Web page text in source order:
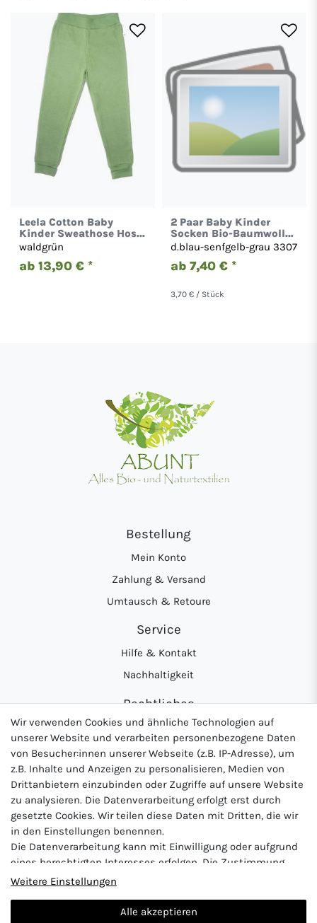
Leela Cotton Baby
Kinder Sweathose Hose
Bio-Baumwolle 2026
waldgrün
ab 13,90 € *
2 Paar Baby Kinder
Socken Bio-Baumwolle
3307 Leela Cotton
d.blau-senfgelb-grau 3307
ab 7,40 € *
3,70 € / Stück
Bestellung
Mein Konto
Zahlung & Versand
Umtausch & Retoure
Service
Hilfe & Kontakt
Nachhaltigkeit
Rechtliches
AGB
Datenschutzerklärung
Widerrufsrecht
Impressum
Logo von DHL für Paketversand
Logo von Zahlung per
Wir verwenden Cookies und ähnliche Technologien auf
unserer Website und verarbeiten personenbezogene Daten
von Besucher:innen unserer Webseite (z.B. IP-Adresse), um
z.B. Inhalte und Anzeigen zu personalisieren, Medien von
Drittanbietern einzubinden oder Zugriffe auf unsere Website
zu analysieren. Die Datenverarbeitung erfolgt erst durch
gesetzte Cookies. Wir teilen diese Daten mit Dritten, die wir
in den Einstellungen benennen.
Die Datenverarbeitung kann mit Einwilligung oder aufgrund
eines berechtigten Interesses erfolgen. Die Zustimmung
kann erteilt oder abgelehnt werden. Es besteht das Recht,
Zeitpunkt zu ändern oder zu widerrufen. Beachten Sie unser
Weitere Einstellungen
Alle akzeptieren